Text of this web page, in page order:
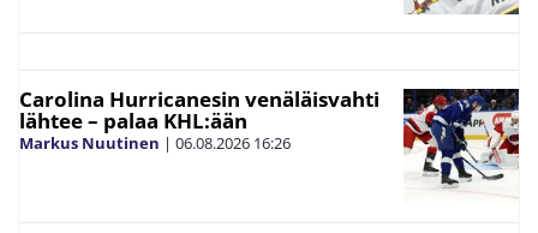
Carolina Hurricanesin venäläisvahti
lähtee – palaa KHL:ään
Markus Nuutinen | 06.08.2026 16:26